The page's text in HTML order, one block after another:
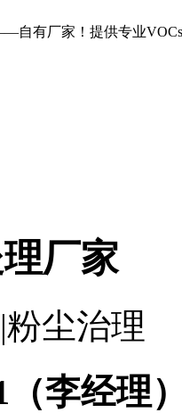
自有厂家！提供专业
厂家
尘治理
（李经理